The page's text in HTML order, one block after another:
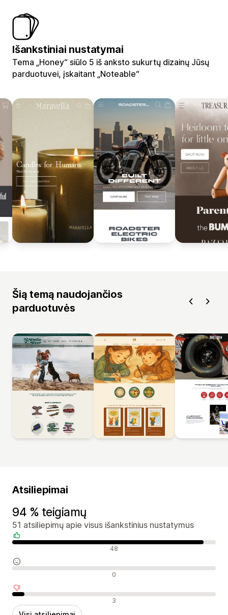
Išankstiniai nustatymai
Tema „Honey“ siūlo 5 iš anksto sukurtų dizainų Jūsų
parduotuvei, įskaitant „Noteable“
Šią temą naudojančios
parduotuvės
Atsiliepimai
94 % teigiamų
51 atsiliepimų apie visus išankstinius nustatymus
Teigiami atsiliepimai 48
Neutralūs atsiliepimai 0
Neigiami atsiliepimai 3